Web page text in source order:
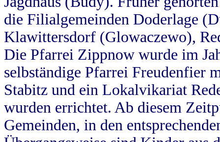
die Filialgemeinden Doderlage
Klawittersdorf (Glowaczewo),
Die Pfarrei Zippnow wurde im
selbständige Pfarrei Freudenfier
Stabitz und ein Lokalvikariat
wurden errichtet. Ab diesem
Gemeinden, in den